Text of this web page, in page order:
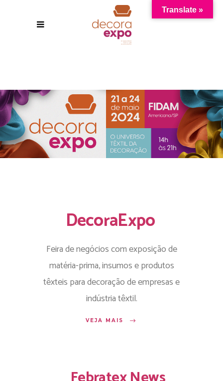
DecoraExpo
Feira de negócios com exposição de
matéria-prima, insumos e produtos
têxteis para decoração de empresas e
indústria têxtil.
VEJA MAIS
Translate »